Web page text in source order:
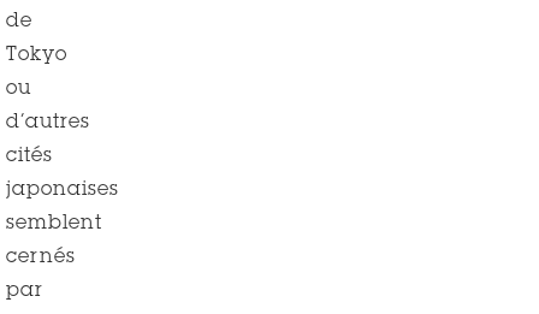
de
Tokyo
ou
d’autres
cités
japonaises
semblent
cernés
par